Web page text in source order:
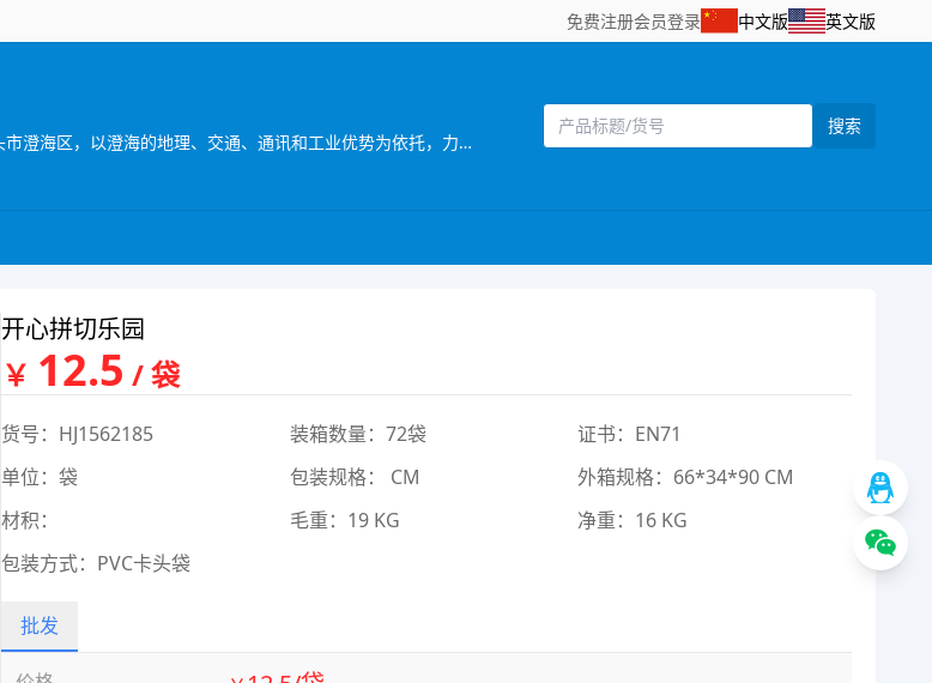
免费注册会员登录 中文版 英文版
[主营]：宏佳塑胶玩具公司位于驰名中外的玩具生产基地——广东省汕头市澄海区，以澄海的地理、交通、通讯和工业优势为依托，力求开拓更广阔的国内及国际市场。样品种类齐全、款式新颖、价格便利，秉承“重诺守信，共创双赢”的营销宗旨，为各界新老客户提供优势的产品和优质的服务。欢迎各位新老客户前来洽谈订购，多谢合作！ ?
搜索
开心拼切乐园
￥ 12.5 / 袋
货号：HJ1562185 装箱数量：72袋
证书：EN71
单位：袋
包装规格： CM
外箱规格：66*34*90 CM
材积：
毛重：19 KG
净重：16 KG
包装方式：PVC卡头袋
批发